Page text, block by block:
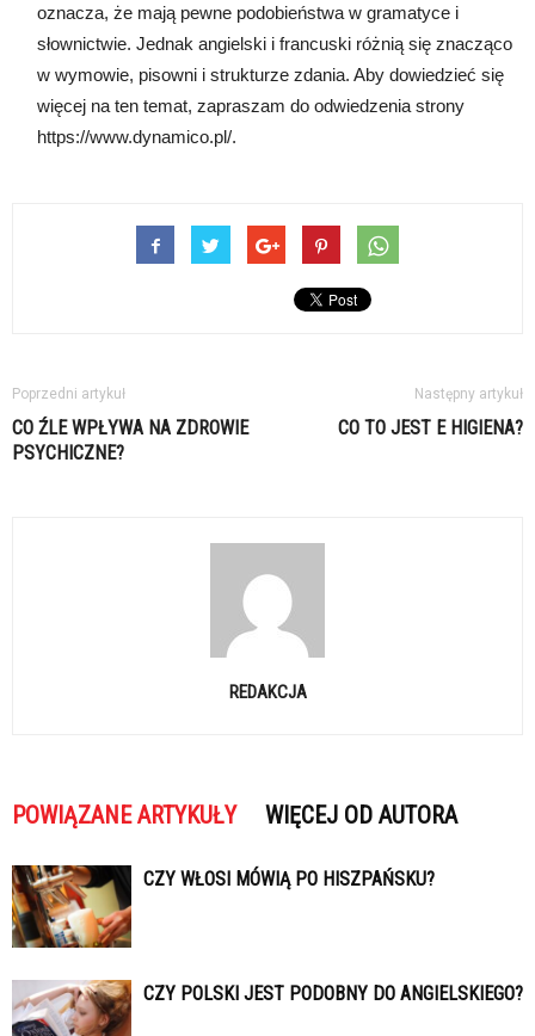
oznacza, że mają pewne podobieństwa w gramatyce i
słownictwie. Jednak angielski i francuski różnią się znacząco
w wymowie, pisowni i strukturze zdania. Aby dowiedzieć się
więcej na ten temat, zapraszam do odwiedzenia strony
https://www.dynamico.pl/.
Poprzedni artykuł
CO ŹLE WPŁYWA NA ZDROWIE
PSYCHICZNE?
Następny artykuł
CO TO JEST E HIGIENA?
REDAKCJA
POWIĄZANE ARTYKUŁY WIĘCEJ OD AUTORA
CZY WŁOSI MÓWIĄ PO HISZPAŃSKU?
CZY POLSKI JEST PODOBNY DO ANGIELSKIEGO?